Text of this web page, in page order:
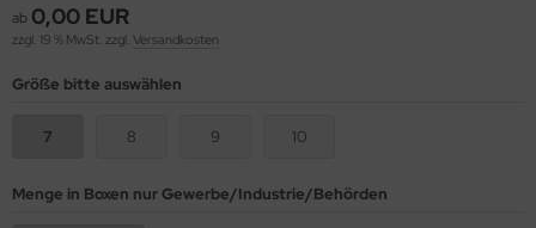
ab 0,00 EUR
zzgl. 19 % MwSt. zzgl. Versandkosten
Größe bitte auswählen
7 8 9 10
Menge in Boxen nur Gewerbe/Industrie/Behörden